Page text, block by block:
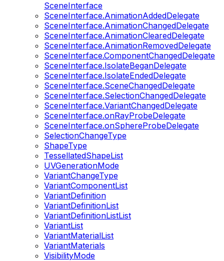
SceneInterface
SceneInterface.AnimationAddedDelegate
SceneInterface.AnimationChangedDelegate
SceneInterface.AnimationClearedDelegate
SceneInterface.AnimationRemovedDelegate
SceneInterface.ComponentChangedDelegate
SceneInterface.IsolateBeganDelegate
SceneInterface.IsolateEndedDelegate
SceneInterface.SceneChangedDelegate
SceneInterface.SelectionChangedDelegate
SceneInterface.VariantChangedDelegate
SceneInterface.onRayProbeDelegate
SceneInterface.onSphereProbeDelegate
SelectionChangeType
ShapeType
TessellatedShapeList
UVGenerationMode
VariantChangeType
VariantComponentList
VariantDefinition
VariantDefinitionList
VariantDefinitionListList
VariantList
VariantMaterialList
VariantMaterials
VisibilityMode